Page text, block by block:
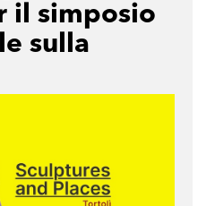
il simposio
sulla